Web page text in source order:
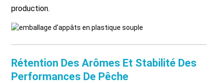
production.
Rétention Des Arômes Et Stabilité Des
Performances De Pêche